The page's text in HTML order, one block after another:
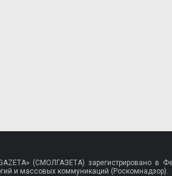
(СМОЛГАЗЕТА) зарегистрировано в
и массовых коммуникаций (Роскомнадзор).